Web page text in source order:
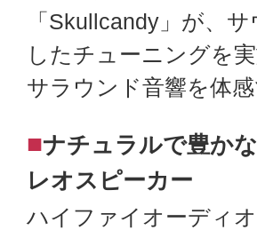
「Skullcandy」が、
したチューニングを
サラウンド音響を体感
■ナチュラルで豊か
レオスピーカー
ハイファイオーディ